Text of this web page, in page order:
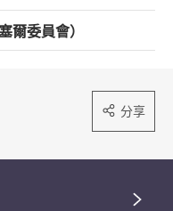
爾委員會）
分享